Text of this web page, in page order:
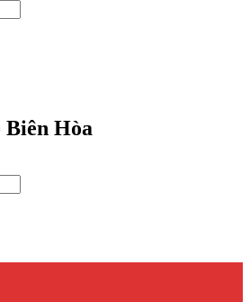
Biên Hòa